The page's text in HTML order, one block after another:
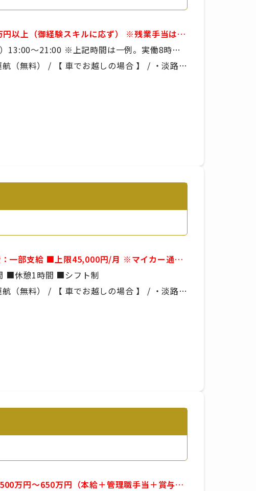
経験スキルに応ず） ※残業手当は別
給年1回 ■賞与年2回 ※年
により決定いたします
時間は一例。実働8時
あり
（無料） / 【 車でお越しの場合 】 / ・淡路IC
越しの場合 】 / あわ神あわ姫バス「平林」か
例）09:00～21:00 ■実働8時間 ■休憩1時間 ■シフト制
（無料） / 【 車でお越しの場合 】 / ・淡路IC
越しの場合 】 / あわ神あわ姫バス「平林」か
万円～650万円（本給＋管理職手当＋賞与）